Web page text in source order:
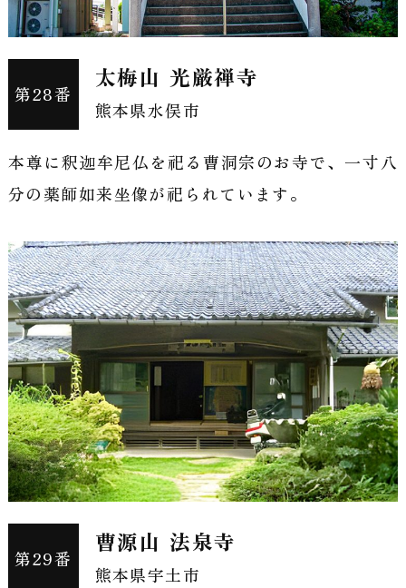
薬
師
場
会
｜
九
州
一
周
薬
師
如
第28番
太梅山 光厳禅寺
熊本県水俣市
本尊に釈迦牟尼仏を祀る曹洞宗のお寺で、一寸八
分の薬師如来坐像が祀られています。
第29番
曹源山 法泉寺
熊本県宇土市